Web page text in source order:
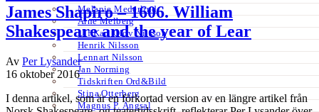
Melanie Mederlind
Arne Melberg
Ulf Karl Olov Nilsson
Henrik Nilsson
Lennart Nilsson
Jan Norming
Tidskriften Ord&Bild
Stina Otterberg
Magnus P. Ängsal
James Shapiro – 1606. William
Shakespeare and the year of Lear
Av Per Lysander
16 oktober 2016
I denna artikel, som är en förkortad version av en längre artikel från